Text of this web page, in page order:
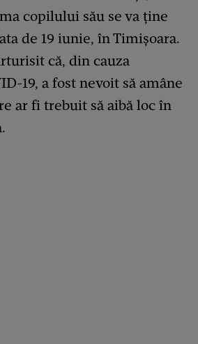
copilului său se va ține
de 19 iunie, în Timișoara.
că, din cauza
19, a fost nevoit să amâne
ar fi trebuit să aibă loc în